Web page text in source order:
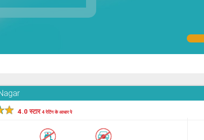
★ 4.0 स्टार4 रेटिंग के आधार पे